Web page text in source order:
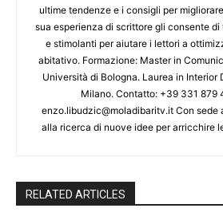
ultime tendenze e i consigli per
sua esperienza di scrittore gli consente
e stimolanti per aiutare i lettori a
abitativo. Formazione: Master in
Università di Bologna. Laurea in Interior
Milano. Contatto: +39 331 879
enzo.libudzic@moladibaritv.it Con sede
alla ricerca di nuove idee per arricchire
RELATED ARTICLES